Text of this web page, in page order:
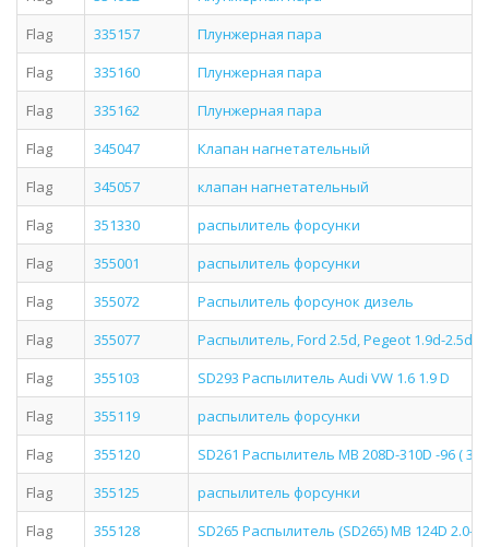
Flag
335157
Плунжерная пара
Flag
335160
Плунжерная пара
Flag
335162
Плунжерная пара
Flag
345047
Клапан нагнетательный
Flag
345057
клапан нагнетательный
Flag
351330
распылитель форсунки
Flag
355001
распылитель форсунки
Flag
355072
Распылитель форсунок дизель
Flag
355077
Распылитель, Ford 2.5d, Pegeot 1.9d-2.5d
Flag
355103
SD293 Распылитель Audi VW 1.6 1.9 D
Flag
355119
распылитель форсунки
Flag
355120
SD261 Распылитель MB 208D-310D -96 (
Flag
355125
распылитель форсунки
Flag
355128
SD265 Распылитель (SD265) MB 124D 2.0-